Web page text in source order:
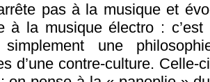
pas à la musique et
à la musique électro : c’est
simplement une
d’une contre-culture.